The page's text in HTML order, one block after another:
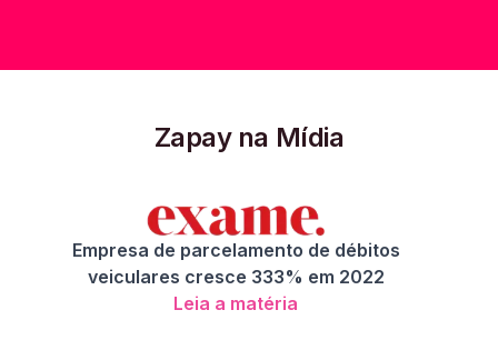
Zapay na Mídia
Empresa de parcelamento de débitos
veiculares cresce 333% em 2022
Leia a matéria